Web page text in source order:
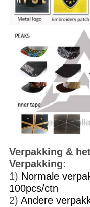
Verpakking &
Verpakking:
1) Normale
100pcs/ctn
2) Andere